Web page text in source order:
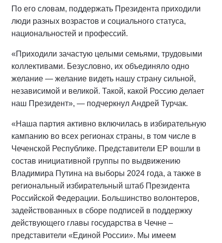
По его словам, поддержать Президента приходили
люди разных возрастов и социального статуса,
национальностей и профессий.
«Приходили зачастую целыми семьями, трудовыми
коллективами. Безусловно, их объединяло одно
желание — желание видеть нашу страну сильной,
независимой и великой. Такой, какой Россию делает
наш Президент», — подчеркнул Андрей Турчак.
«Наша партия активно включилась в избирательную
кампанию во всех регионах страны, в том числе в
Чеченской Республике. Представители ЕР вошли в
состав инициативной группы по выдвижению
Владимира Путина на выборы 2024 года, а также в
региональный избирательный штаб Президента
Российской Федерации. Большинство волонтеров,
задействованных в сборе подписей в поддержку
действующего главы государства в Чечне –
представители «Единой России». Мы имеем